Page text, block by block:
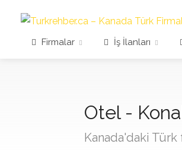
Firmalar İş İlanları
Otel -
Kanada'daki Türk